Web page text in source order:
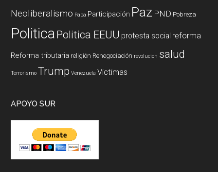
Neoliberalismo Papa Participación Paz PND Pobreza
PoliticaPolitica EEUU protesta social reforma
Reforma tributaria religión Renegociación revolucion salud
Terrorismo Trump Venezuela Victimas
APOYO SUR